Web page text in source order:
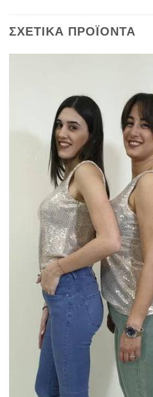
ΣΧΕΤΙΚΆ ΠΡΟΪΌΝΤΑ